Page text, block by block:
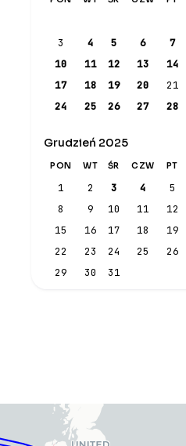
3
4 5 6 7
10
11 12 13 14
17
18 19 20 21
24
25 26 27 28
Grudzień 2025
PON WT ŚR CZW PT
1 2 3 4 5
8
9 10 11 12
15
16 17 18 19
22
23 24 25 26
29
30 31